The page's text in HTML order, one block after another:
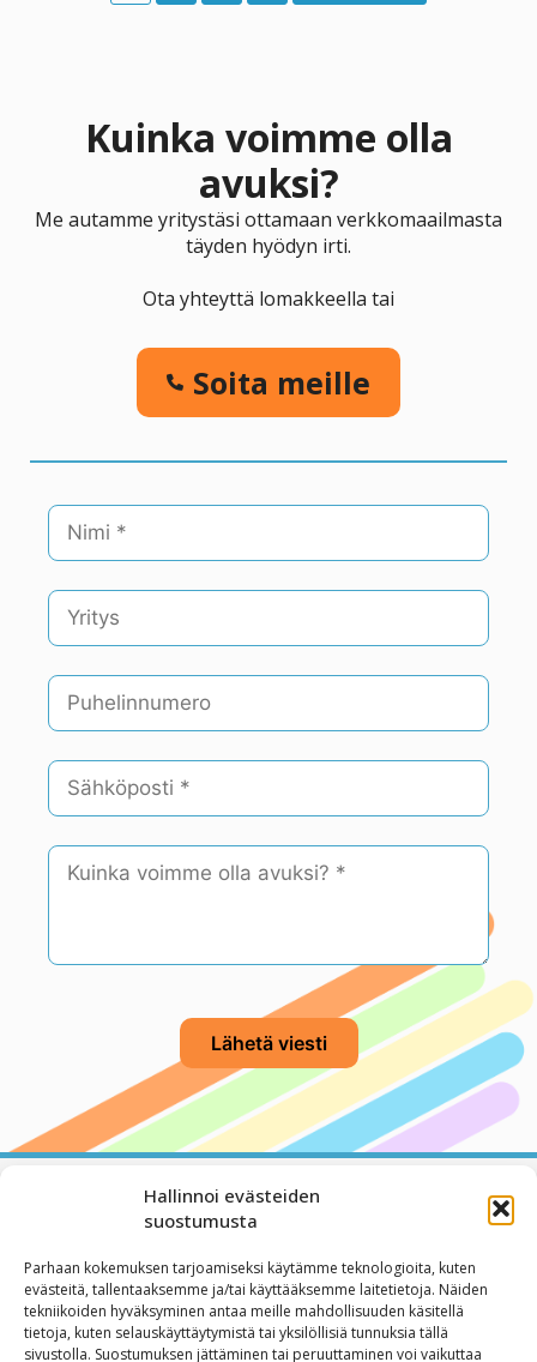
Hallinnoi evästeiden
suostumusta
Parhaan kokemuksen tarjoamiseksi käytämme teknologioita, kuten
evästeitä, tallentaaksemme ja/tai käyttääksemme laitetietoja. Näiden
tekniikoiden hyväksyminen antaa meille mahdollisuuden käsitellä
tietoja, kuten selauskäyttäytymistä tai yksilöllisiä tunnuksia tällä
sivustolla. Suostumuksen jättäminen tai peruuttaminen voi vaikuttaa
Kuinka voimme olla
avuksi?
Me autamme yritystäsi ottamaan verkkomaailmasta
täyden hyödyn irti.
Ota yhteyttä lomakkeella tai
Soita meille
Yhteystiedot
Arkisin klo 8-16
puh.020 741 7997
Blogi
Tietoa yrityksestä
Yhteystiedot